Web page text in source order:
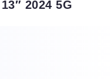
2024 5G